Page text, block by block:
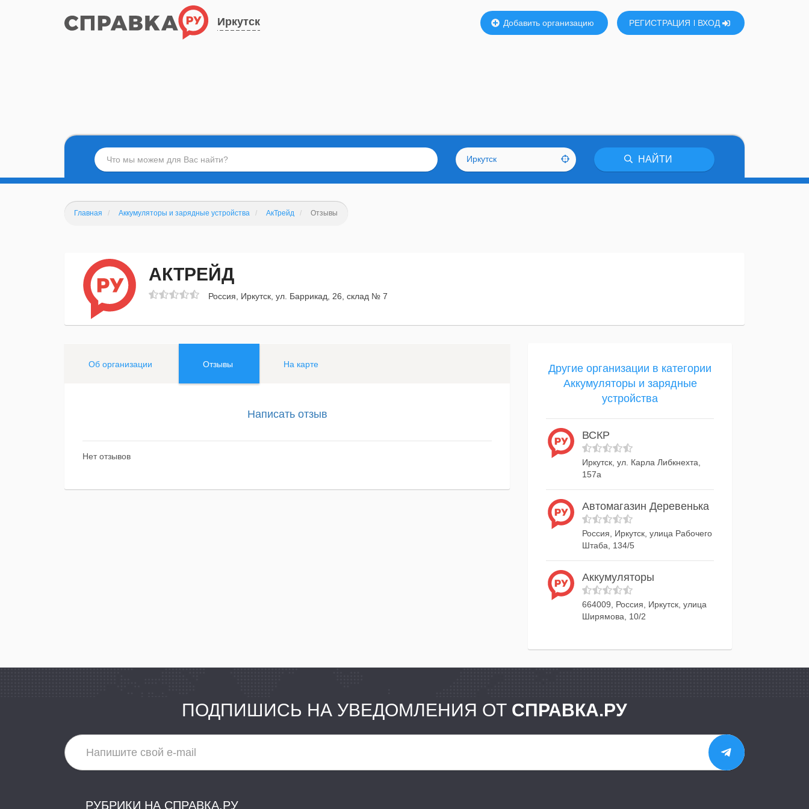
Иркутск Добавить организацию РЕГИСТРАЦИЯ ВХОД
Иркутск НАЙТИ
Главная Аккумуляторы и зарядные устройства АкТрейд Отзывы
АКТРЕЙД
Россия, Иркутск, ул. Баррикад, 26, склад № 7
Об организации Отзывы На карте
Написать отзыв
Нет отзывов
Другие организации в категории
Аккумуляторы и зарядные
устройства
ВСКР
Иркутск, ул. Карла Либкнехта,
157а
Автомагазин Деревенька
Россия, Иркутск, улица Рабочего
Штаба, 134/5
Аккумуляторы
664009, Россия, Иркутск, улица
Ширямова, 10/2
ПОДПИШИСЬ НА УВЕДОМЛЕНИЯ ОТ СПРАВКА.РУ
РУБРИКИ НА СПРАВКА.РУ